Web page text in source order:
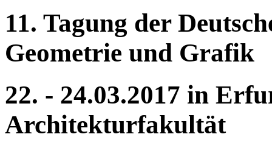
11. Tagung der
Geometrie und Grafik
22. - 24.03.2017 in
Architekturfakultät